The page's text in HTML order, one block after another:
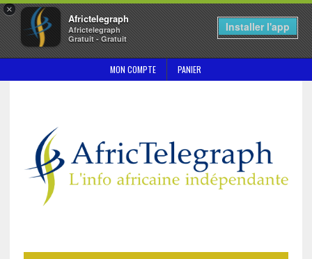
×
Africtelegraph
Africtelegraph
Gratuit - Gratuit
Installer l'app
MON COMPTE PANIER